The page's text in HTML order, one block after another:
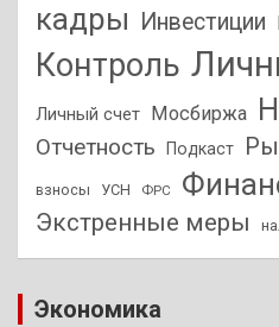
кадры
Инвестиции
Контроль
Личный счет Мосбиржа
Отчетность Подкаст
взносы УСН ФРС
Экстренные меры
Экономика